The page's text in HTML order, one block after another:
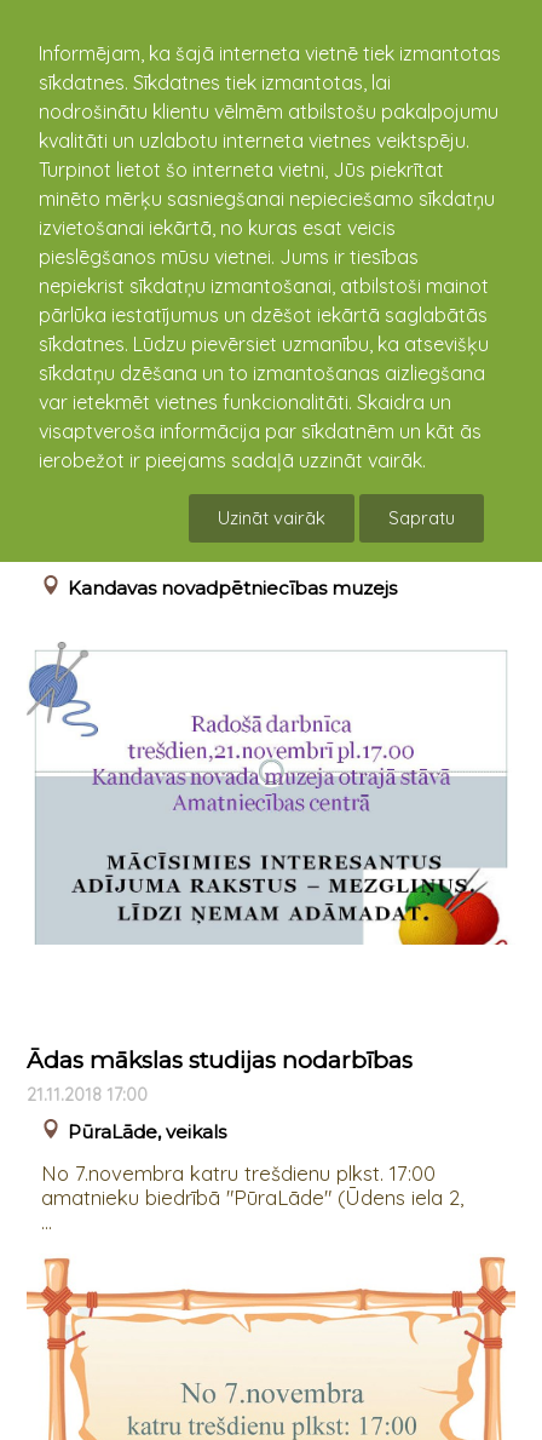
Informējam, ka šajā interneta vietnē tiek izmantotas
sīkdatnes. Sīkdatnes tiek izmantotas, lai
nodrošinātu klientu vēlmēm atbilstošu pakalpojumu
kvalitāti un uzlabotu interneta vietnes veiktspēju.
Turpinot lietot šo interneta vietni, Jūs piekrītat
minēto mērķu sasniegšanai nepieciešamo sīkdatņu
izvietošanai iekārtā, no kuras esat veicis
pieslēgšanos mūsu vietnei. Jums ir tiesības
nepiekrist sīkdatņu izmantošanai, atbilstoši mainot
pārlūka iestatījumus un dzēšot iekārtā saglabātās
sīkdatnes. Lūdzu pievērsiet uzmanību, ka atsevišķu
sīkdatņu dzēšana un to izmantošanas aizliegšana
var ietekmēt vietnes funkcionalitāti. Skaidra un
visaptveroša informācija par sīkdatnēm un kāt ās
ierobežot ir pieejams sadaļā uzzināt vairāk.
Uzināt vairāk Sapratu
kandava.lv
PASĀKUMU
KALENDĀRS
Kandavas novadpētniecības muzejs
Ādas mākslas studijas nodarbības
21.11.2018 17:00
PūraLāde, veikals
No 7.novembra katru trešdienu plkst. 17:00
amatnieku biedrībā "PūraLāde" (Ūdens iela 2,
...